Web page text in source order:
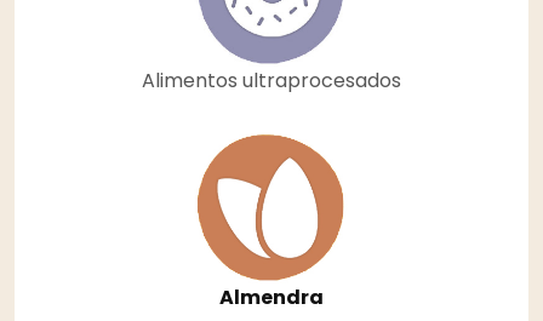
Alimentos ultraprocesados
Almendra